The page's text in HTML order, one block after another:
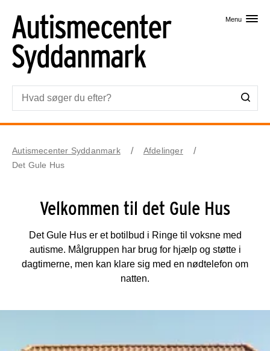
Menu
Autismecenter Syddanmark
Afdelinger
Det Gule Hus
Velkommen til det Gule Hus
Det Gule Hus er et botilbud i Ringe til voksne med
autisme. Målgruppen har brug for hjælp og støtte i
dagtimerne, men kan klare sig med en nødtelefon om
natten.